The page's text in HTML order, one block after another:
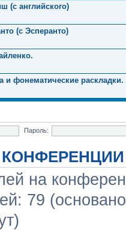
(с английского)
(с Эсперанто)
и фонематические раскладки.
Пароль:
на
79